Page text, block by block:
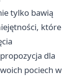
tylko bawią
które
dla
pociech w